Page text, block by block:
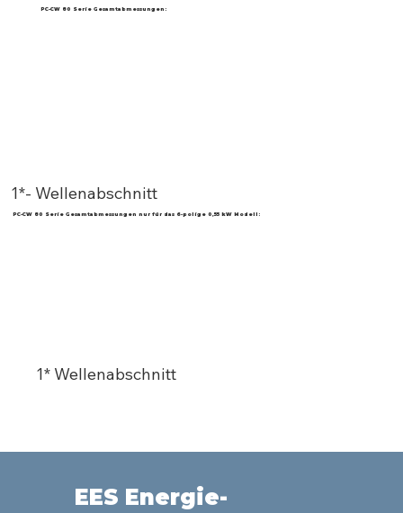
PC-CW 80 Serie Gesamtabmessungen:
1*- Wellenabschnitt
PC-CW 80 Serie Gesamtabmessungen nur für das 6-polige 0,55 kW Modell:
1* Wellenabschnitt
EES Energie-